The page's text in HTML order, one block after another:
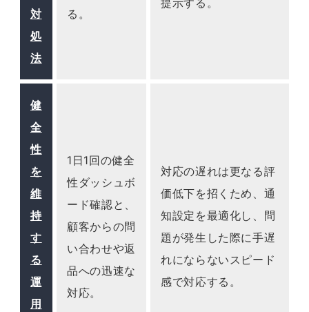
対
処
法
る。
提示する。
健
全
性
を
維
持
す
る
運
用
1日1回の健全
性ダッシュボ
ード確認と、
顧客からの問
い合わせや返
品への迅速な
対応。
対応の遅れは更なる評
価低下を招くため、通
知設定を最適化し、問
題が発生した際に手遅
れにならないスピード
感で対応する。